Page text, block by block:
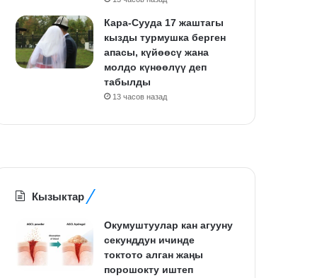
Кара-Сууда 17 жаштагы
кызды турмушка берген
апасы, күйөөсү жана
молдо күнөөлүү деп
табылды
13 часов назад
Кызыктар
Окумуштуулар кан агууну
секунддун ичинде
токтото алган жаңы
порошокту иштеп